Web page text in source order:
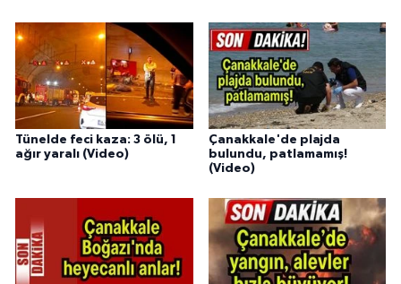
Tünelde feci kaza: 3 ölü, 1
ağır yaralı (Video)
Çanakkale'de plajda
bulundu, patlamamış!
(Video)